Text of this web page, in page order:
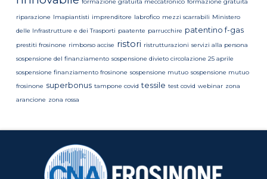
formazione gratuita meccatronico formazione gratuita
riparazione Imapiantisti imprenditore labrofico mezzi scarrabili Ministero
delle Infrastrutture e dei Trasporti paatente parrucchire patentino f-gas
prestiti frosinone rimborso accise ristori ristrutturazioni servizi alla persona
sospensione del finanziamento sospensione divieto circolazione 25 aprile
sospensione finanziamento frosinone sospensione mutuo sospensione mutuo
frosinone superbonus tampone covid tessile test covid webinar zona
arancione zona rossa